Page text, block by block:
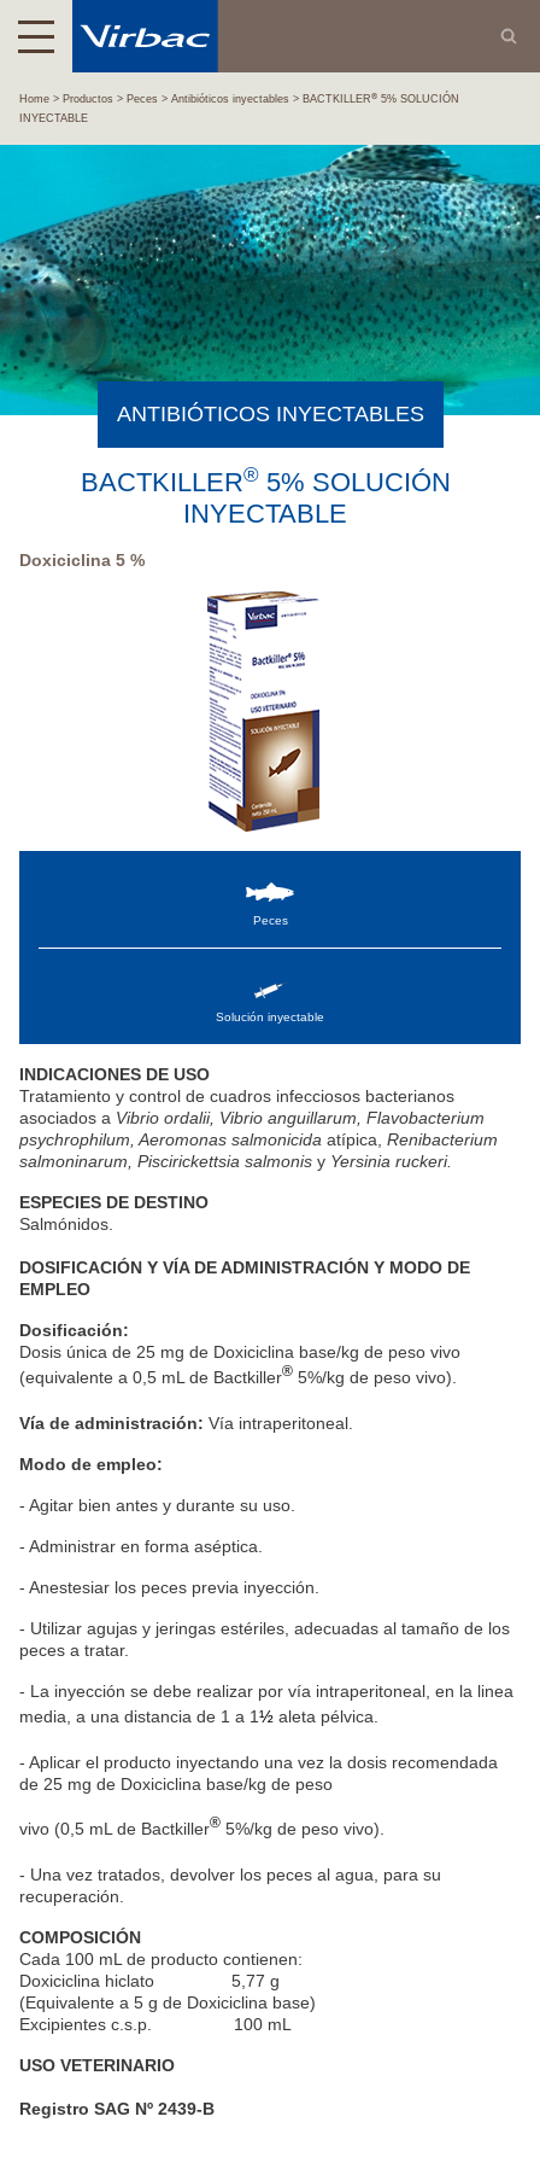
Home Productos Peces Antibióticos inyectables BACTKILLER® 5% SOLUCIÓN
INYECTABLE
ANTIBIÓTICOS INYECTABLES
BACTKILLER®5% SOLUCIÓN
INYECTABLE
Doxiciclina 5 %
Peces
Solución inyectable
INDICACIONES DE USO
Tratamiento y control de cuadros infecciosos bacterianos
asociados a Vibrio ordalii, Vibrio anguillarum, Flavobacterium
psychrophilum, Aeromonas salmonicida atípica, Renibacterium
salmoninarum, Piscirickettsia salmonis y Yersinia ruckeri.
ESPECIES DE DESTINO
Salmónidos.
DOSIFICACIÓN Y VÍA DE ADMINISTRACIÓN Y MODO DE
EMPLEO
Dosificación:
Dosis única de 25 mg de Doxiciclina base/kg de peso vivo
(equivalente a 0,5 mL de Bactkiller® 5%/kg de peso vivo).
Vía de administración: Vía intraperitoneal.
Modo de empleo:
- Agitar bien antes y durante su uso.
- Administrar en forma aséptica.
- Anestesiar los peces previa inyección.
- Utilizar agujas y jeringas estériles, adecuadas al tamaño de los
peces a tratar.
- La inyección se debe realizar por vía intraperitoneal, en la linea
media, a una distancia de 1 a 1½ aleta pélvica.
- Aplicar el producto inyectando una vez la dosis recomendada
de 25 mg de Doxiciclina base/kg de peso
vivo (0,5 mL de Bactkiller® 5%/kg de peso vivo).
- Una vez tratados, devolver los peces al agua, para su
recuperación.
COMPOSICIÓN
Cada 100 mL de producto contienen:
Doxiciclina hiclato 5,77 g
(Equivalente a 5 g de Doxiciclina base)
Excipientes c.s.p. 100 mL
USO VETERINARIO
Registro SAG Nº 2439-B